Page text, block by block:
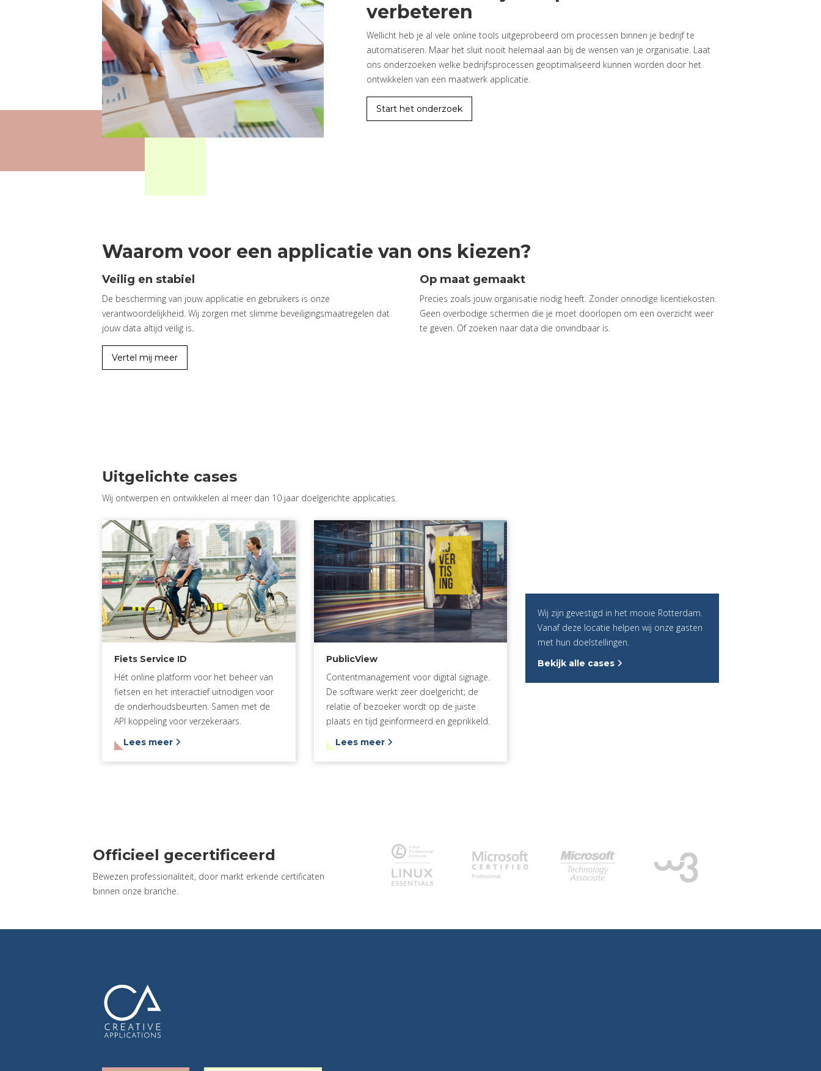
verbeteren
Wellicht heb je al vele online tools uitgeprobeerd om processen binnen je bedrijf te
automatiseren. Maar het sluit nooit helemaal aan bij de wensen van je organisatie. Laat
ons onderzoeken welke bedrijfsprocessen geoptimaliseerd kunnen worden door het
ontwikkelen van een maatwerk applicatie.
Start het onderzoek
Waarom voor een applicatie van ons kiezen?
Veilig en stabiel
De bescherming van jouw applicatie en gebruikers is onze
verantwoordelijkheid. Wij zorgen met slimme beveiligingsmaatregelen dat
jouw data altijd veilig is.
Vertel mij meer
Op maat gemaakt
Precies zoals jouw organisatie nodig heeft. Zonder onnodige licentiekosten.
Geen overbodige schermen die je moet doorlopen om een overzicht weer
te geven. Of zoeken naar data die onvindbaar is.
Uitgelichte cases
Wij ontwerpen en ontwikkelen al meer dan 10 jaar doelgerichte applicaties.
Fiets Service ID
Hét online platform voor het beheer van
fietsen en het interactief uitnodigen voor
de onderhoudsbeurten. Samen met de
API koppeling voor verzekeraars.
Lees meer
PublicView
Contentmanagement voor digital signage.
De software werkt zeer doelgericht; de
relatie of bezoeker wordt op de juiste
plaats en tijd geïnformeerd en geprikkeld.
Lees meer
Wij zijn gevestigd in het mooie Rotterdam.
Vanaf deze locatie helpen wij onze gasten
met hun doelstellingen.
Bekijk alle cases
Officieel gecertificeerd
Bewezen professionaliteit, door markt erkende certificaten
binnen onze branche.